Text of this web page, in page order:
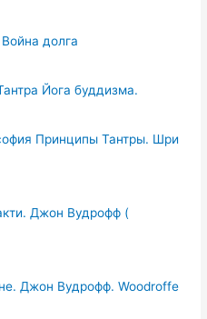
Война долга
Йога буддизма.
Принципы Тантры. Шри
Джон Вудрофф (
Джон Вудрофф. Woodroffe